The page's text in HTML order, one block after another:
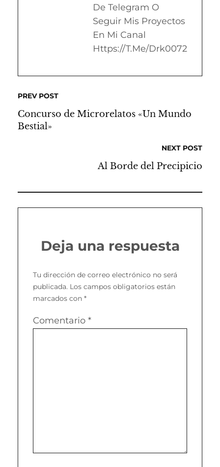
De Telegram O
Seguir Mis Proyectos
En Mi Canal
Https://t.me/drk0072
PREV POST
Concurso de Microrelatos «Un Mundo
Bestial»
NEXT POST
Al Borde del Precipicio
Deja una respuesta
Tu dirección de correo electrónico no será
publicada. Los campos obligatorios están
marcados con *
Comentario *